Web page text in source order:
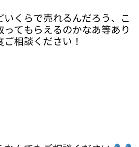
いくらで売れるんだろう、こ
ってもらえるのかなあ等あり
相談ください！